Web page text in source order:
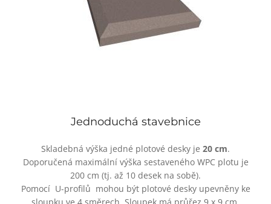
Jednoduchá stavebnice
Skladebná výška jedné plotové desky je 20 cm.
Doporučená maximální výška sestaveného WPC plotu je
200 cm (tj. až 10 desek na sobě).
Pomocí U-profilů mohou být plotové desky upevněny ke